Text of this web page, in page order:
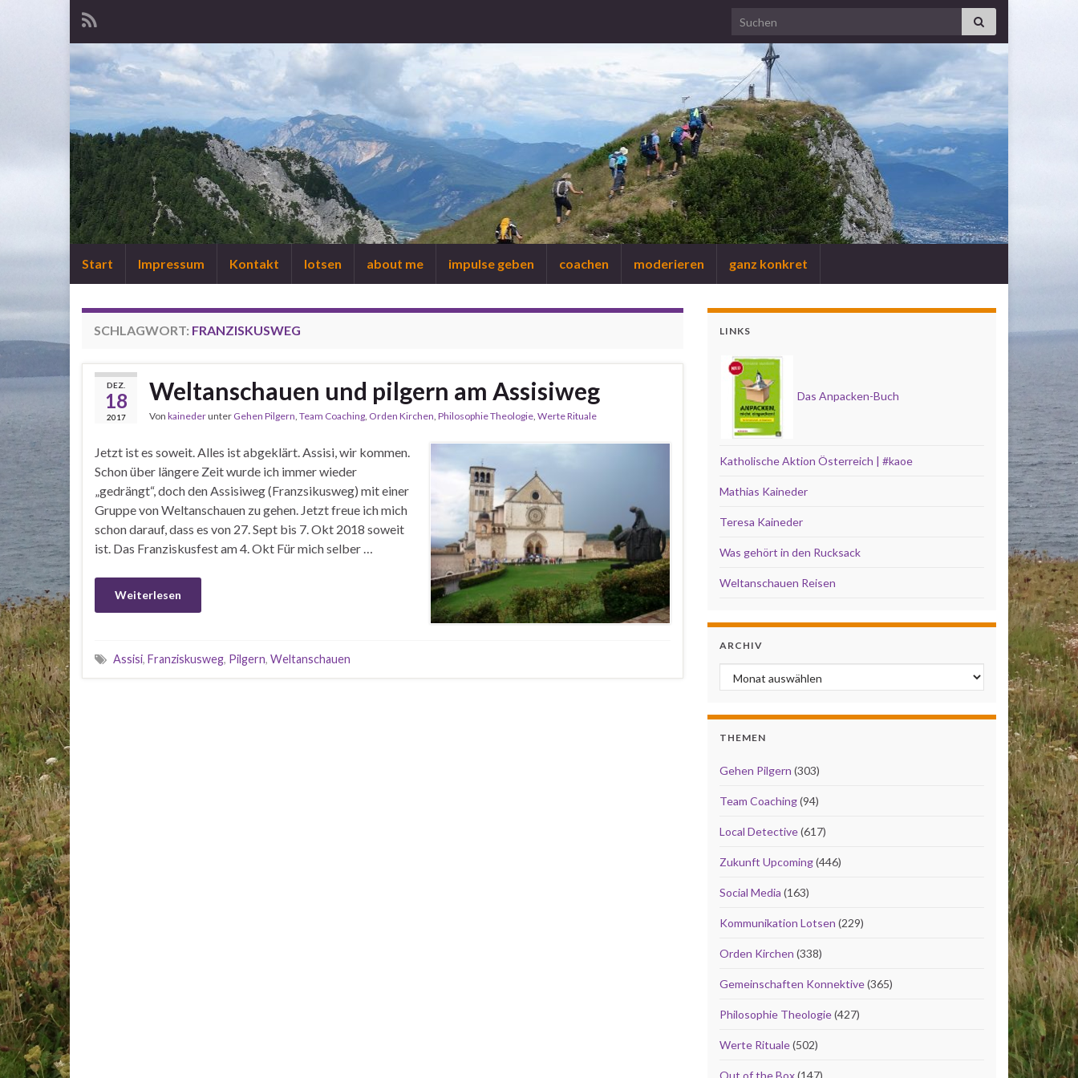
Search for:
Start Impressum Kontakt lotsen about me impulse geben coachen moderieren ganz konkret
SCHLAGWORT: FRANZISKUSWEG
DEZ.
18
2017
Weltanschauen und pilgern am Assisiweg
Von kainederunter Gehen Pilgern, Team Coaching, Orden Kirchen, Philosophie Theologie, Werte Rituale
Jetzt ist es soweit. Alles ist abgeklärt. Assisi, wir kommen.
Schon über längere Zeit wurde ich immer wieder
„gedrängt“, doch den Assisiweg (Franzsikusweg) mit einer
Gruppe von Weltanschauen zu gehen. Jetzt freue ich mich
schon darauf, dass es von 27. Sept bis 7. Okt 2018 soweit
ist. Das Franziskusfest am 4. Okt Für mich selber …
Weiterlesen
Assisi, Franziskusweg, Pilgern, Weltanschauen
LINKS
Das Anpacken-Buch
Katholische Aktion Österreich | #kaoe
Mathias Kaineder
Teresa Kaineder
Was gehört in den Rucksack
Weltanschauen Reisen
ARCHIV
Archiv
THEMEN
Gehen Pilgern (303)
Team Coaching(94)
Local Detective(617)
Zukunft Upcoming(446)
Social Media (163)
Kommunikation Lotsen (229)
Orden Kirchen (338)
Gemeinschaften Konnektive(365)
Philosophie Theologie(427)
Werte Rituale(502)
Out of the Box(147)